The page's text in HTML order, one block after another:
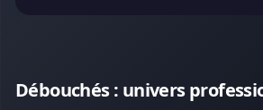
Débouchés : univers